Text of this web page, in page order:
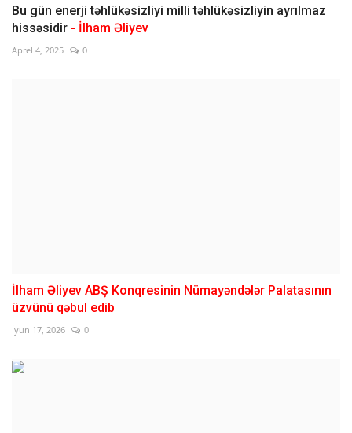
Bu gün enerji təhlükəsizliyi milli təhlükəsizliyin ayrılmaz
hissəsidir - İlham Əliyev
Aprel 4, 2025 0
İlham Əliyev ABŞ Konqresinin Nümayəndələr Palatasının
üzvünü qəbul edib
İyun 17, 2026 0